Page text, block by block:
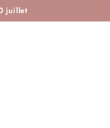
juillet